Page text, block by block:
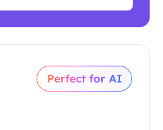
Perfect for AI